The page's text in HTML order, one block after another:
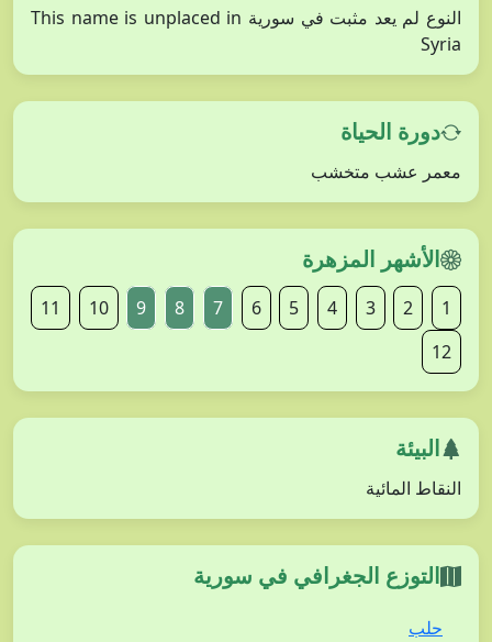
النوع لم يعد مثبت في سورية This name is unplaced in
Syria
دورة الحياة
معمر عشب متخشب
الأشهر المزهرة
1
2
3
4
5
6
7
8
9
10
11
12
البيئة
النقاط المائية
التوزع الجغرافي في سورية
حلب